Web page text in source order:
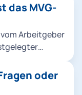
das MVG-
Arbeitgeber
können. Dabei
oder